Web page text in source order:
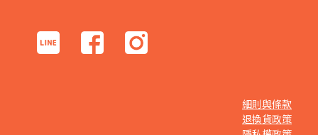
細則與條款
退換貨政策